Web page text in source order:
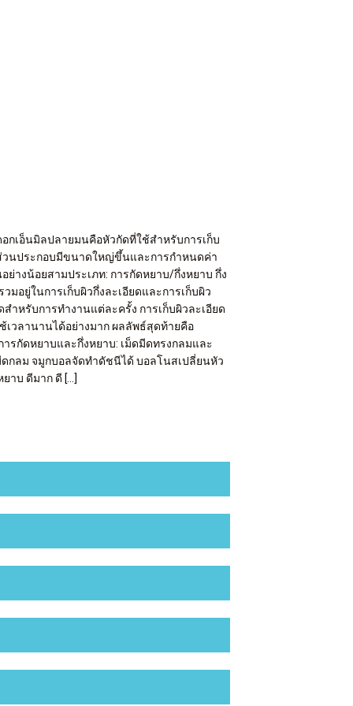
เอ็นมิลปลายมนคือหัวกัดที่ใช้สำหรับการเก็บ
วนประกอบมีขนาดใหญ่ขึ้นและการกำหนดค่า
างน้อยสามประเภท: การกัดหยาบ/กึ่งหยาบ กึ่ง
มอยู่ในการเก็บผิวกึ่งละเอียดและการเก็บผิว
ำหรับการทำงานแต่ละครั้ง การเก็บผิวละเอียด
วลานานได้อย่างมาก ผลลัพธ์สุดท้ายคือ
กัดหยาบและกึ่งหยาบ: เม็ดมีดทรงกลมและ
กลม จมูกบอลจัดทำดัชนีได้ บอลโนสเปลี่ยนหัว
าบ ดีมาก ดี […]